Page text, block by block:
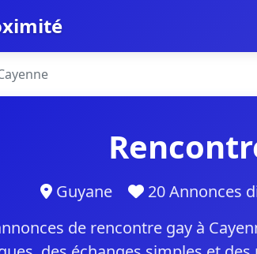
Guyane 20 Annonces
de rencontre gay à